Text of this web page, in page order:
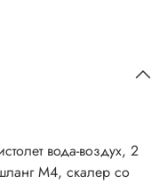
вода-воздух, 2
М4, скалер со